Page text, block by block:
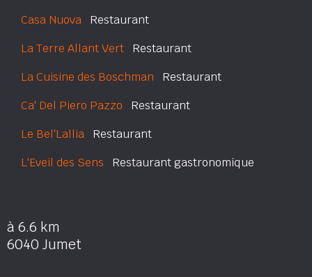
Casa Nuova Restaurant
La Terre Allant Vert Restaurant
La Cuisine des Boschman Restaurant
Ca' Del Piero Pazzo Restaurant
Le Bel'Lallia Restaurant
L'Eveil des Sens Restaurant gastronomique
à 6.6 km
6040 Jumet